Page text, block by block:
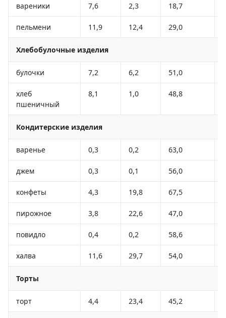
вареники 7,6 2,3 18,7
пельмени 11,9 12,4 29,0
Хлебобулочные изделия
булочки 7,2 6,2 51,0
хлеб
пшеничный
8,1 1,0 48,8
Кондитерские изделия
варенье 0,3 0,2 63,0
джем 0,3 0,1 56,0
конфеты 4,3 19,8 67,5
пирожное 3,8 22,6 47,0
повидло 0,4 0,2 58,6
халва 11,6 29,7 54,0
Торты
торт 4,4 23,4 45,2